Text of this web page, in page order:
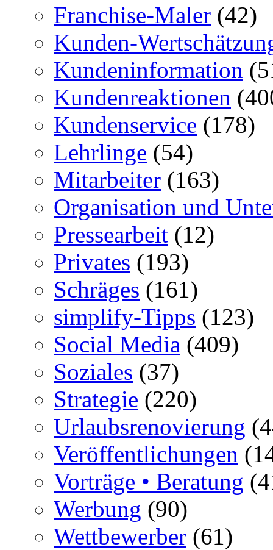
Franchise-Maler (42)
Kunden-
Kundeninformation
Kundenreaktionen
Kundenservice (178)
Lehrlinge (54)
Mitarbeiter (163)
Organisation und
Pressearbeit (12)
Privates (193)
Schräges (161)
simplify-Tipps (123)
Social Media (409)
Soziales (37)
Strategie (220)
Urlaubsrenovierung
Veröffentlichungen
Vorträge • Beratung
Werbung (90)
Wettbewerber (61)